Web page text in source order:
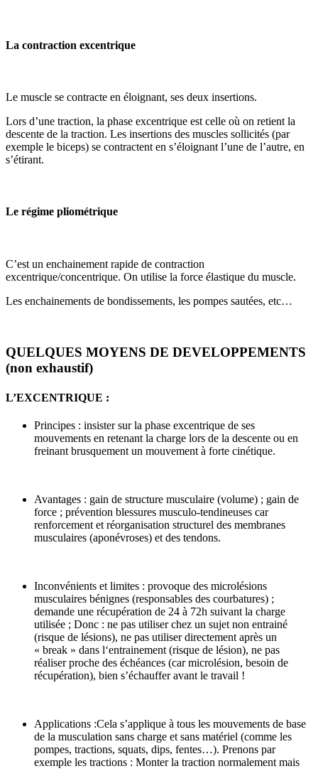
La contraction excentrique
Le muscle se contracte en éloignant, ses deux insertions.
Lors d’une traction, la phase excentrique est celle où on retient la
descente de la traction. Les insertions des muscles sollicités (par
exemple le biceps) se contractent en s’éloignant l’une de l’autre, en
s’étirant.
Le régime pliométrique
C’est un enchainement rapide de contraction
excentrique/concentrique. On utilise la force élastique du muscle.
Les enchainements de bondissements, les pompes sautées, etc…
QUELQUES MOYENS DE DEVELOPPEMENTS
(non exhaustif)
L’EXCENTRIQUE :
Principes : insister sur la phase excentrique de ses
mouvements en retenant la charge lors de la descente ou en
freinant brusquement un mouvement à forte cinétique.
Avantages : gain de structure musculaire (volume) ; gain de
force ; prévention blessures musculo-tendineuses car
renforcement et réorganisation structurel des membranes
musculaires (aponévroses) et des tendons.
Inconvénients et limites : provoque des microlésions
musculaires bénignes (responsables des courbatures) ;
demande une récupération de 24 à 72h suivant la charge
utilisée ; Donc : ne pas utiliser chez un sujet non entrainé
(risque de lésions), ne pas utiliser directement après un
« break » dans l‘entrainement (risque de lésion), ne pas
réaliser proche des échéances (car microlésion, besoin de
récupération), bien s’échauffer avant le travail !
Applications :Cela s’applique à tous les mouvements de base
de la musculation sans charge et sans matériel (comme les
pompes, tractions, squats, dips, fentes…). Prenons par
exemple les tractions : Monter la traction normalement mais